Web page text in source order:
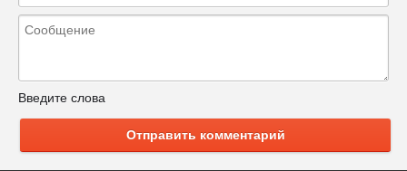
Введите слова
Отправить комментарий